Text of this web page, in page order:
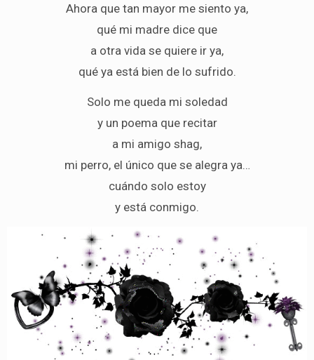
Ahora que tan mayor me siento ya,
qué mi madre dice que
a otra vida se quiere ir ya,
qué ya está bien de lo sufrido.
Solo me queda mi soledad
y un poema que recitar
a mi amigo shag,
mi perro, el único que se alegra ya…
cuándo solo estoy
y está conmigo.